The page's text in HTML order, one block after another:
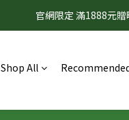
8/1-
官網限定 滿1888元
8/
Shop All